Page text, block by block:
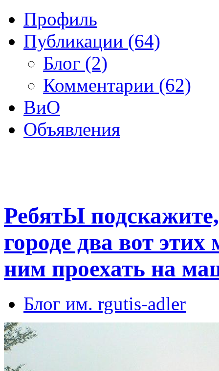
Профиль
Публикации (64)
Блог (2)
Комментарии (62)
ВиО
Объявления
РебятЫ
городе два вот
ним проехать на
Блог им. rgutis-adler